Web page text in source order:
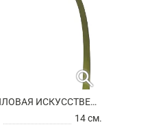
search
КАЛЛА ЛИЛОВАЯ ИСКУССТВЕННАЯ
14 см.